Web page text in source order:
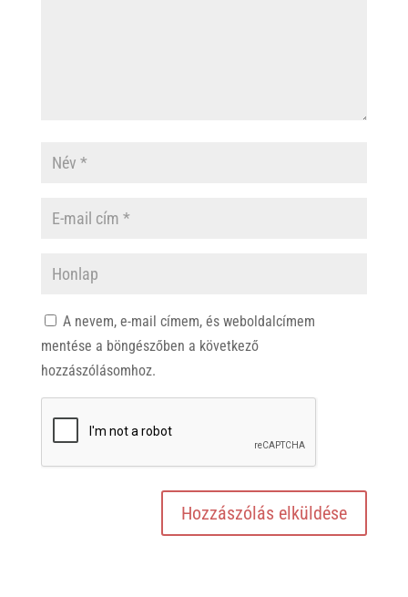
A nevem, e-mail címem, és weboldalcímem
mentése a böngészőben a következő
hozzászólásomhoz.